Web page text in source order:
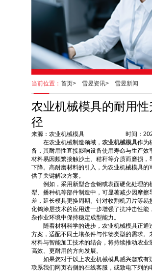
当前位置： 首页> 雪昱资讯> 雪昱新闻
农业机械模具的耐用性
径
来源：农业机械模具 时间：
在农业机械制造领域， 农业机械模具作为
备，其耐用性直接影响设备使用寿命与生产效
材料易因频繁接触沙土、秸秆等介质而磨损，
下降。高耐磨材料的引入，为农业机械模具的
供了关键解决方案。
例如，采用新型合金钢或表面硬化处理的
犁、播种机等部件制造中，可显著减少因摩擦
差，延长模具更换周期。针对收割机刀片等易
化钨涂层技术的应用进一步增强了抗冲击性能
杂作业环境中保持稳定成型能力。
随着材料科学的进步，农业机械模具正通
方案，适配不同土壤条件与作物类型的需求。
材料与智能加工技术的结合，将持续推动农业
高效、更耐用的方向发展。
如果您对于以上农业机械模具感兴趣或有
联系我们网页右侧的在线客服，或致电下列的